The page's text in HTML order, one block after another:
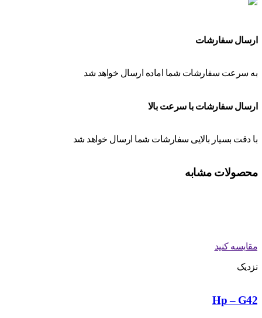
ارسال سفارشات
به سرعت سفارشات شما اماده ارسال خواهد شد
ارسال سفارشات با سرعت بالا
با دقت بسیار بالایی سفارشات شما ارسال خواهد شد
محصولات مشابه
مقایسه کنید
نزدیک
Hp – G42